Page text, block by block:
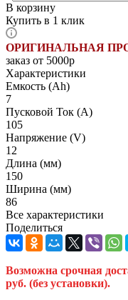
В корзину
Купить в 1 клик
ОРИГИНАЛЬНАЯ
заказ от 5000р
Характеристики
Емкость (Ah)
7
Пусковой Ток (A)
105
Напряжение (V)
12
Длина (мм)
150
Ширина (мм)
86
Все характеристики
Поделиться
Возможна срочная
руб. (без установки).